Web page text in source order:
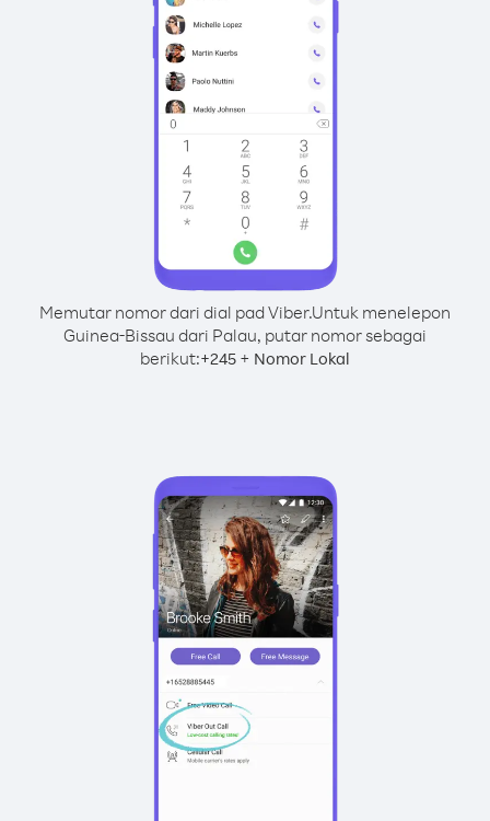
Memutar nomor dari dial pad Viber.Untuk menelepon
Guinea-Bissau dari Palau, putar nomor sebagai
berikut:+245 + Nomor Lokal